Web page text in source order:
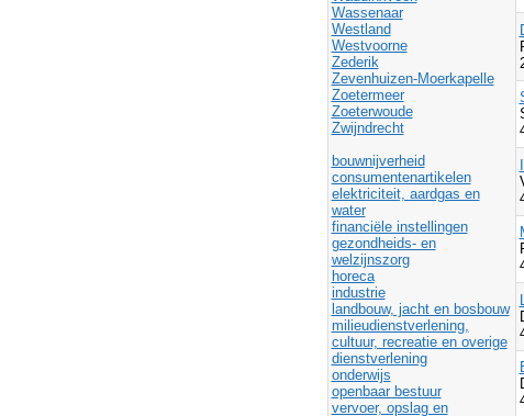
Wassenaar
Westland
Westvoorne
Zederik
Zevenhuizen-Moerkapelle
Zoetermeer
Zoeterwoude
Zwijndrecht
bouwnijverheid
consumentenartikelen
elektriciteit, aardgas en
water
financiële instellingen
gezondheids- en
welzijnszorg
horeca
industrie
landbouw, jacht en bosbouw
milieudienstverlening,
cultuur, recreatie en overige
dienstverlening
onderwijs
openbaar bestuur
vervoer, opslag en